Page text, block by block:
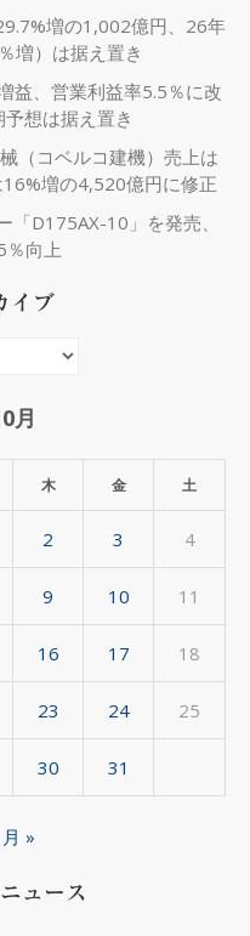
増の1,002億円、26年
増）は据え置き
益、営業利益率5.5％に改
想は据え置き
（コベルコ建機）売上は
増の4,520億円に修正
D175AX-10」を発売、
％向上
イブ
月
木 金 土
2 3 4
9 10 11
16 17 18
23 24 25
30 31
»
ュース